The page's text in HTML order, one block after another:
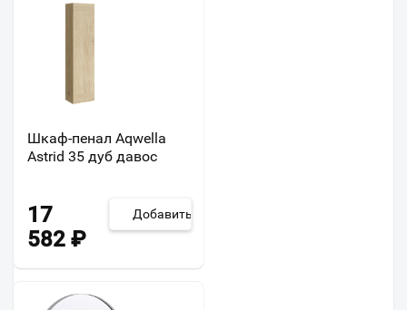
Шкаф-пенал Aqwella
Astrid 35 дуб давос
17
582 ₽
Добавить